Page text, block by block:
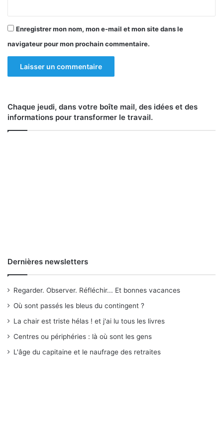
Enregistrer mon nom, mon e-mail et mon site dans le
navigateur pour mon prochain commentaire.
Chaque jeudi, dans votre boîte mail, des idées et des
informations pour transformer le travail.
Dernières newsletters
Regarder. Observer. Réfléchir... Et bonnes vacances
Où sont passés les bleus du contingent ?
La chair est triste hélas ! et j'ai lu tous les livres
Centres ou périphéries : là où sont les gens
L'âge du capitaine et le naufrage des retraites